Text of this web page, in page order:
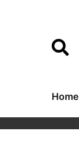
Home